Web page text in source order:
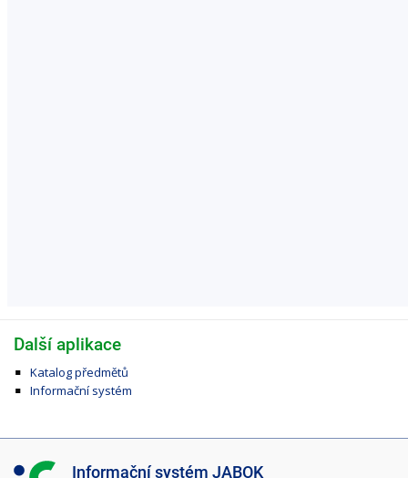
Další aplikace
Katalog předmětů
Informační systém
I Informační systém JABOK